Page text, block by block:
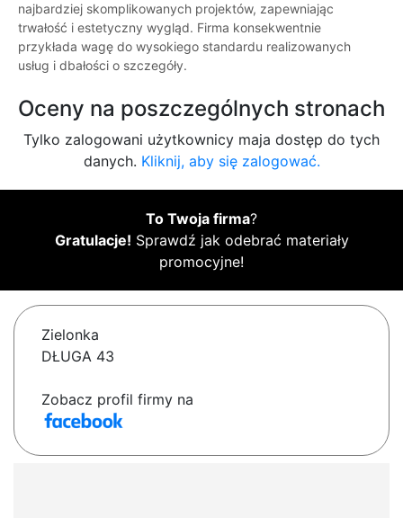
najbardziej skomplikowanych projektów, zapewniając
trwałość i estetyczny wygląd. Firma konsekwentnie
przykłada wagę do wysokiego standardu realizowanych
usług i dbałości o szczegóły.
Oceny na poszczególnych stronach
Tylko zalogowani użytkownicy maja dostęp do tych
danych. Kliknij, aby się zalogować.
To Twoja firma?
Gratulacje! Sprawdź jak odebrać materiały
promocyjne!
Zielonka
DŁUGA 43
Zobacz profil firmy na